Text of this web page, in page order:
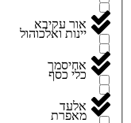
יינות ואלכוהול
כלי כסף
מאפרת
אור עקיבא
אחיסמך
אלעד